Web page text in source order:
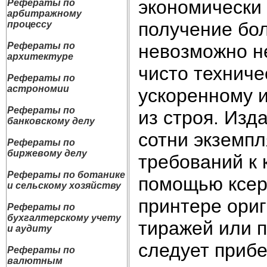
Рефераты по
арбитражному
процессу
Рефераты по
архитектуре
Рефераты по
астрономии
Рефераты по
банковскому делу
Рефераты по
биржевому делу
Рефераты по ботанике
и сельскому хозяйству
Рефераты по
бухгалтерскому учету
и аудиту
Рефераты по
валютным
получение
невозможно
чисто
ускоренному
из строя.
сотни
требований к
помощью
принтере
тиражей или
следует